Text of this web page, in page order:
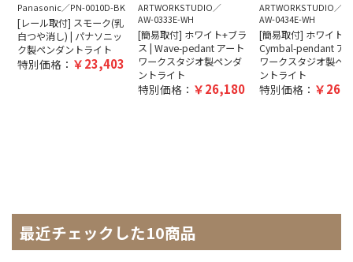
Panasonic PN-0010D-BK
[レール取付] スモーク(乳
白つや消し) | パナソニッ
ク製ペンダントライト
特別価格： 23,403
ARTWORKSTUDIO
AW-0333E-WH
[簡易取付] ホワイト+ブラ
ス | Wave-pedant アート
ワークスタジオ製ペンダ
ントライト
特別価格： 26,180
ARTWORKSTUDIO
AW-0434E-WH
[簡易取付] ホワイト |
Cymbal-pendant ア
ワークスタジオ製ペ
ントライト
特別価格：
最近チェックした10商品